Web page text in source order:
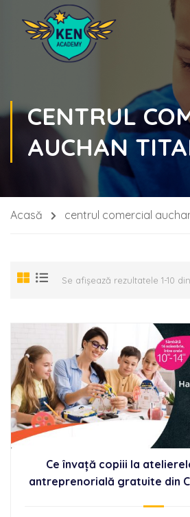
CENTRUL
AUCHAN
Acasă centrul comercial
Se afișează rezultatele 1-10 din
Ce învață copiii la
antreprenorială gratuite din